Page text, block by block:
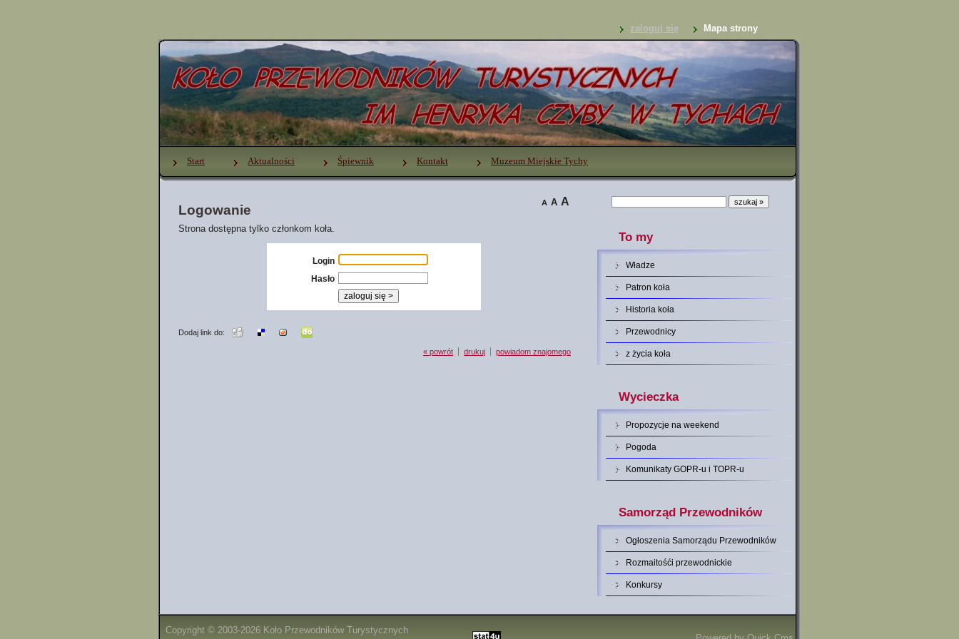
zaloguj się Mapa strony
Start Aktualności Śpiewnik Kontakt Muzeum Miejskie Tychy
To my
Władze
Patron koła
Historia koła
Przewodnicy
z życia koła
Wycieczka
Propozycje na weekend
Pogoda
Komunikaty GOPR-u i TOPR-u
Samorząd Przewodników
Ogłoszenia Samorządu Przewodników
Rozmaitośći przewodnickie
Konkursy
A A A
Logowanie
Strona dostępna tylko członkom koła.
Login
Hasło
Dodaj link do:
powiadom znajomego
drukuj
« powrót
Copyright © 2003-2026 Koło Przewodników Turystycznych